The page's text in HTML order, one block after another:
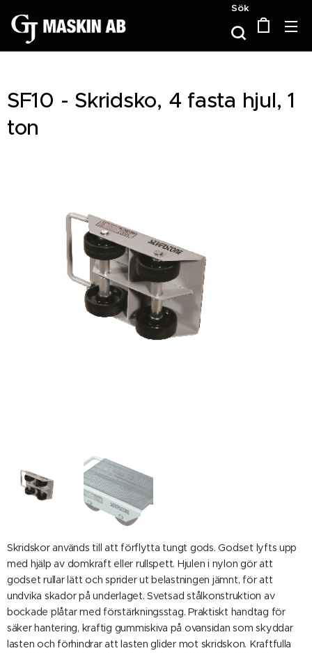
Sök
SF10 - Skridsko, 4 fasta hjul, 1
ton
Skridskor används till att förflytta tungt gods. Godset lyfts upp
med hjälp av domkraft eller rullspett. Hjulen i nylon gör att
godset rullar lätt och sprider ut belastningen jämnt, för att
undvika skador på underlaget. Svetsad stålkonstruktion av
bockade plåtar med förstärkningsstag. Praktiskt handtag för
säker hantering, kraftig gummiskiva på ovansidan som skyddar
lasten och förhindrar att lasten glider mot skridskon. Kraftfulla